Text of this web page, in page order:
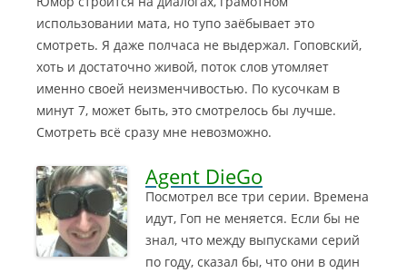
использовании мата, но тупо заёбывает это
смотреть. Я даже полчаса не выдержал. Гоповский,
хоть и достаточно живой, поток слов утомляет
именно своей неизменчивостью. По кусочкам в
минут 7, может быть, это смотрелось бы лучше.
Смотреть всё сразу мне невозможно.
Agent DieGo
Посмотрел все три серии. Времена
идут, Гоп не меняется. Если бы не
знал, что между выпусками серий
по году, сказал бы, что они в один